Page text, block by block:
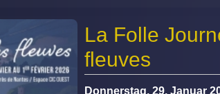
La Folle
fleuves
Donnerstag, 29. Januar